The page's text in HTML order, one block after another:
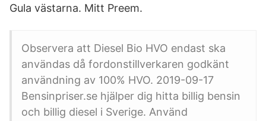
Gula västarna. Mitt Preem.
Observera att Diesel Bio HVO endast ska
användas då fordonstillverkaren godkänt
användning av 100% HVO. 2019-09-17
Bensinpriser.se hjälper dig hitta billig bensin
och billig diesel i Sverige. Använd